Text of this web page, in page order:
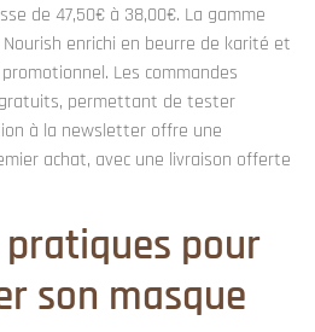
de 47,50€ à 38,00€. La gamme
enrichi en beurre de karité et
Les commandes
permettant de tester
à la newsletter offre une
achat, avec une livraison offerte
pratiques pour
son masque